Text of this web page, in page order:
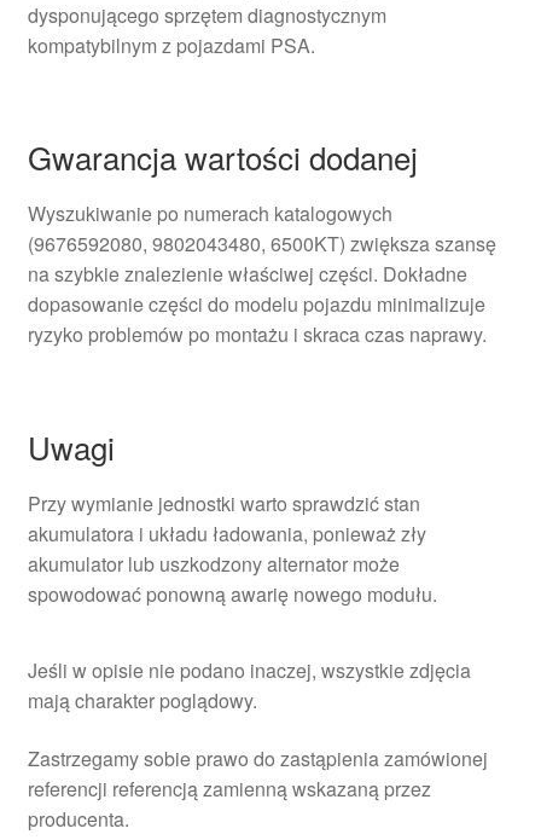
dysponującego sprzętem diagnostycznym
kompatybilnym z pojazdami PSA.
Gwarancja wartości dodanej
Wyszukiwanie po numerach katalogowych
(9676592080, 9802043480, 6500KT) zwiększa szansę
na szybkie znalezienie właściwej części. Dokładne
dopasowanie części do modelu pojazdu minimalizuje
ryzyko problemów po montażu i skraca czas naprawy.
Uwagi
Przy wymianie jednostki warto sprawdzić stan
akumulatora i układu ładowania, ponieważ zły
akumulator lub uszkodzony alternator może
spowodować ponowną awarię nowego modułu.
Jeśli w opisie nie podano inaczej, wszystkie zdjęcia
mają charakter poglądowy.
Zastrzegamy sobie prawo do zastąpienia zamówionej
referencji referencją zamienną wskazaną przez
producenta.